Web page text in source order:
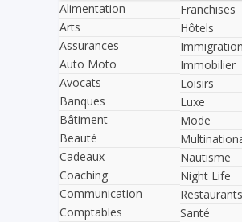
Alimentation
Arts
Assurances
Auto Moto
Avocats
Banques
Bâtiment
Beauté
Cadeaux
Coaching
Communication
Comptables
Franchises
Hôtels
Immigration
Immobilier
Loisirs
Luxe
Mode
Nautisme
Night Life
Restaurants
Santé